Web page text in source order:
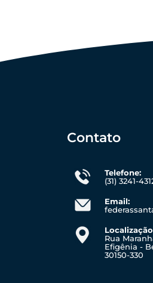
Contato
Telefone:
(31) 3241-
Email:
Rua
Efigênia -
30150-330